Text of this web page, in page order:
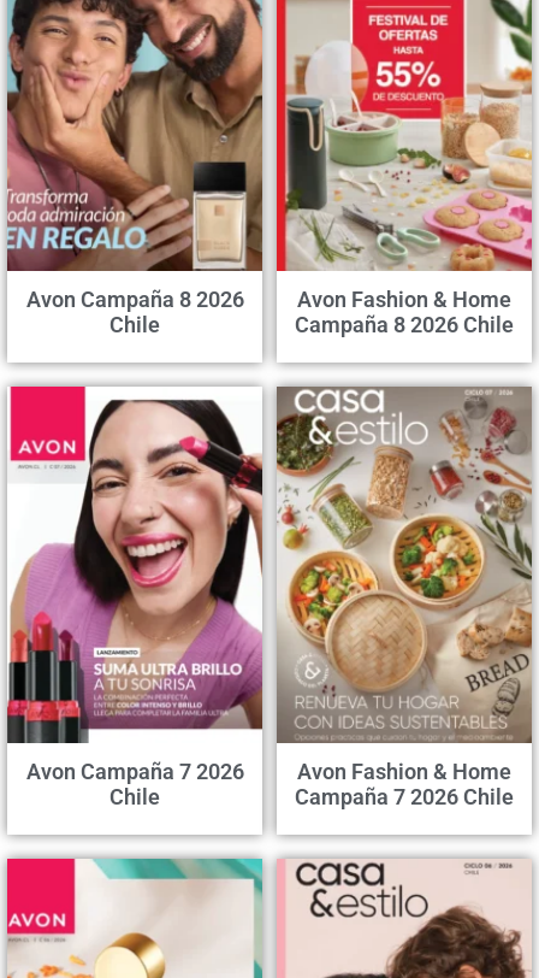
Avon Campaña 8 2026
Chile
Avon Fashion & Home
Campaña 8 2026 Chile
Avon Campaña 7 2026
Chile
Avon Fashion & Home
Campaña 7 2026 Chile